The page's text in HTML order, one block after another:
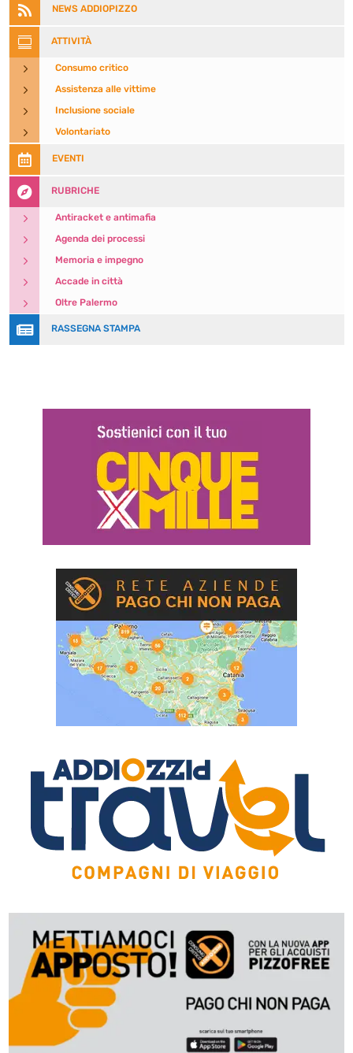
 NEWS ADDIOPIZZO
 ATTIVITÀ
5 Consumo critico
5 Assistenza alle vittime
5 Inclusione sociale
5 Volontariato
 EVENTI
 RUBRICHE
5 Antiracket e antimafia
5 Agenda dei processi
5 Memoria e impegno
5 Accade in città
5 Oltre Palermo
 RASSEGNA STAMPA